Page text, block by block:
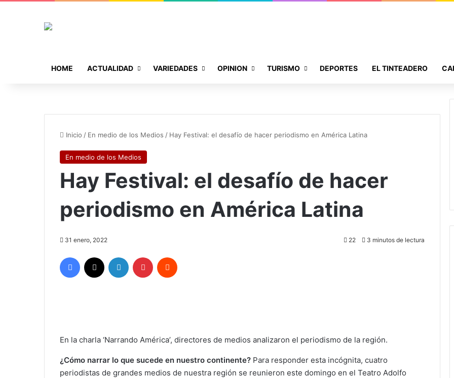
HOME ACTUALIDAD VARIEDADES OPINION TURISMO DEPORTES EL TINTEADERO
Inicio / En medio de los Medios / Hay Festival: el desafío de hacer periodismo en América Latina
En medio de los Medios
Hay Festival: el desafío de hacer
periodismo en América Latina
31 enero, 2022 22 3 minutos de lectura
Facebook LinkedIn Pinterest
En la charla ‘Narrando América’, directores de medios analizaron el periodismo de la región.
¿Cómo narrar lo que sucede en nuestro continente? Para responder esta incógnita, cuatro
periodistas de grandes medios de nuestra región se reunieron este domingo en el Teatro Adolfo